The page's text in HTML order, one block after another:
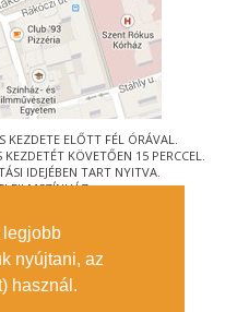
legjobb
nyújtani, az
használ.
ELŐTT FÉL ÓRÁVAL.
KÖVETŐEN 15 PERCCEL.
IDEJÉBEN TART NYITVA.
FILMSZÍNHÁZ
ÚT 21.